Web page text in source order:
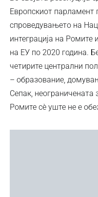
Европскиот парламент
спроведувањето на
интеграција на
на ЕУ по 2020 година.
четирите централни
– образование,
Сепак,
Ромите сè уште не е